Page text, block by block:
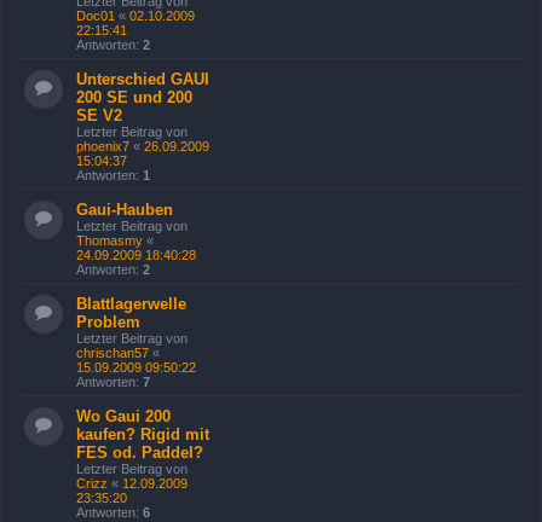
Doc01 « 02.10.2009
22:15:41
Antworten: 2
Unterschied GAUI
200 SE und 200
SE V2
Letzter Beitrag von
phoenix7 « 26.09.2009
15:04:37
Antworten: 1
Gaui-Hauben
Letzter Beitrag von
Thomasmy «
24.09.2009 18:40:28
Antworten: 2
Blattlagerwelle
Problem
Letzter Beitrag von
chrischan57 «
15.09.2009 09:50:22
Antworten: 7
Wo Gaui 200
kaufen? Rigid mit
FES od. Paddel?
Letzter Beitrag von
Crizz « 12.09.2009
23:35:20
Antworten: 6